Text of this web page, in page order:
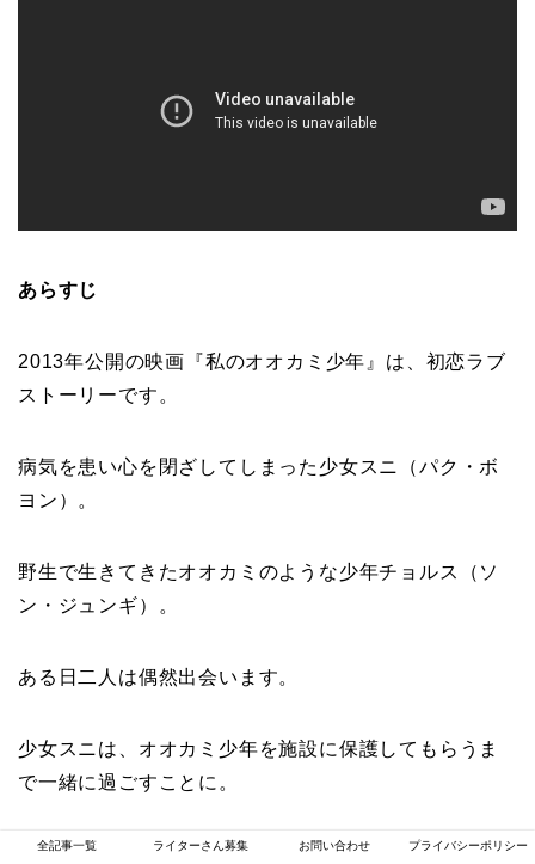
あらすじ
2013年公開の映画『私のオオカミ少年』は、初恋ラブ
ストーリーです。
病気を患い心を閉ざしてしまった少女スニ（パク・ボ
ヨン）。
野生で生きてきたオオカミのような少年チョルス（ソ
ン・ジュンギ）。
ある日二人は偶然出会います。
少女スニは、オオカミ少年を施設に保護してもらうま
で一緒に過ごすことに。
たくさんの時間を共に過ごしながら、二人の間に恋が
全記事一覧 ライターさん募集 お問い合わせ プライバシーポリシー